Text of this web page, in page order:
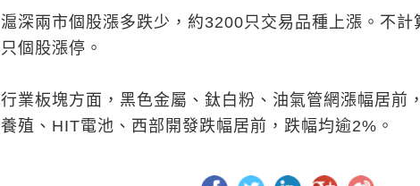
滬深兩市個股漲多跌少，約3200只交易品種上漲。不
只個股漲停。
行業板塊方面，黑色金屬、鈦白粉、油氣管網漲幅居前
養殖、HIT電池、西部開發跌幅居前，跌幅均逾2%。